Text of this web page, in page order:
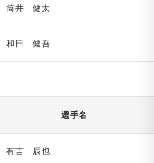
筒井 健太
和田 健吾
選手名
有吉 辰也